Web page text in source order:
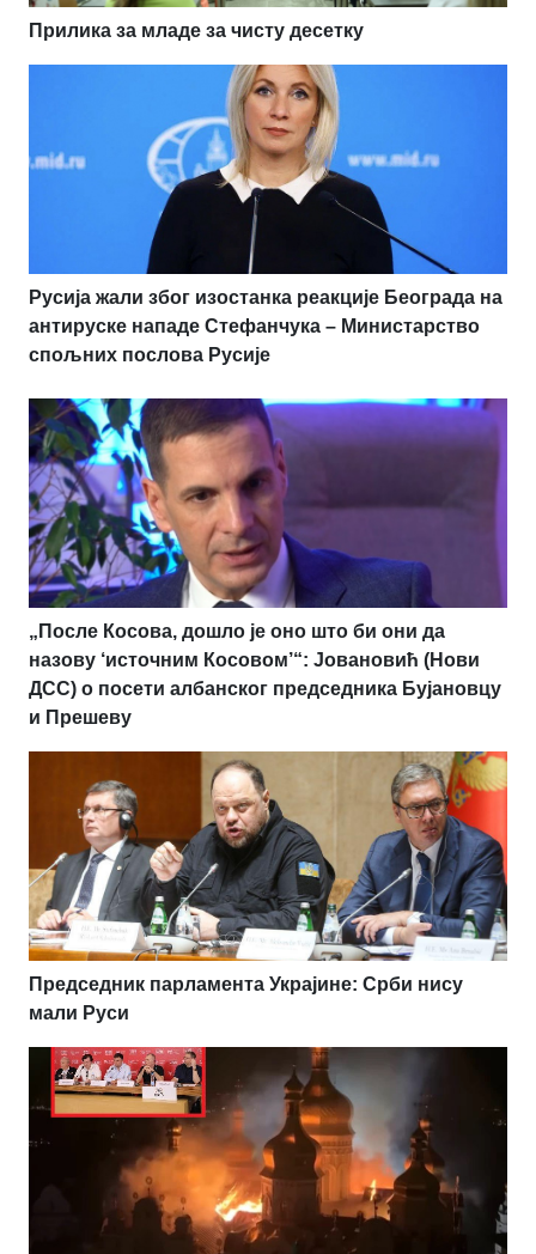
Прилика за младе за чисту десетку
Русија жали због изостанка реакције Београда на
антируске нападе Стефанчука – Министарство
спољних послова Русије
„После Косова, дошло је оно што би они да
назову ‘источним Косовом’“: Јовановић (Нови
ДСС) о посети албанског председника Бујановцу
и Прешеву
Председник парламента Украјине: Срби нису
мали Руси